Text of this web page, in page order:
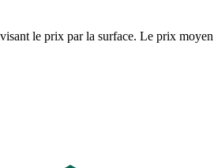
le prix par la surface. Le prix